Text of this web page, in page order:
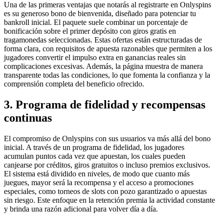
Una de las primeras ventajas que notarás al registrarte en Onlyspins
es su generoso bono de bienvenida, diseñado para potenciar tu
bankroll inicial. El paquete suele combinar un porcentaje de
bonificación sobre el primer depósito con giros gratis en
tragamonedas seleccionadas. Estas ofertas están estructuradas de
forma clara, con requisitos de apuesta razonables que permiten a los
jugadores convertir el impulso extra en ganancias reales sin
complicaciones excesivas. Además, la página muestra de manera
transparente todas las condiciones, lo que fomenta la confianza y la
comprensión completa del beneficio ofrecido.
3. Programa de fidelidad y recompensas
continuas
El compromiso de Onlyspins con sus usuarios va más allá del bono
inicial. A través de un programa de fidelidad, los jugadores
acumulan puntos cada vez que apuestan, los cuales pueden
canjearse por créditos, giros gratuitos o incluso premios exclusivos.
El sistema está dividido en niveles, de modo que cuanto más
juegues, mayor será la recompensa y el acceso a promociones
especiales, como torneos de slots con pozo garantizado o apuestas
sin riesgo. Este enfoque en la retención premia la actividad constante
y brinda una razón adicional para volver día a día.